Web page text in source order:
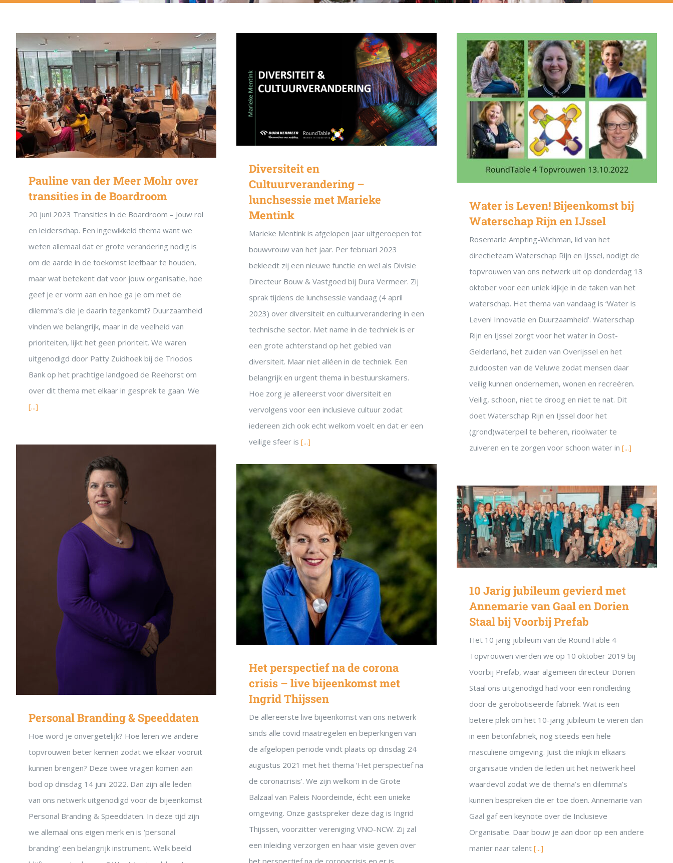
Pauline van der Meer Mohr over
transities in de Boardroom
20 juni 2023 Transities in de Boardroom – Jouw rol
en leiderschap. Een ingewikkeld thema want we
weten allemaal dat er grote verandering nodig is
om de aarde in de toekomst leefbaar te houden,
maar wat betekent dat voor jouw organisatie, hoe
geef je er vorm aan en hoe ga je om met de
dilemma’s die je daarin tegenkomt? Duurzaamheid
vinden we belangrijk, maar in de veelheid van
prioriteiten, lijkt het geen prioriteit. We waren
uitgenodigd door Patty Zuidhoek bij de Triodos
Bank op het prachtige landgoed de Reehorst om
over dit thema met elkaar in gesprek te gaan. We
[...]
Diversiteit en
Cultuurverandering –
lunchsessie met Marieke
Mentink
Marieke Mentink is afgelopen jaar uitgeroepen tot
bouwvrouw van het jaar. Per februari 2023
bekleedt zij een nieuwe functie en wel als Divisie
Directeur Bouw & Vastgoed bij Dura Vermeer. Zij
sprak tijdens de lunchsessie vandaag (4 april
2023) over diversiteit en cultuurverandering in een
technische sector. Met name in de techniek is er
een grote achterstand op het gebied van
diversiteit. Maar niet alléen in de techniek. Een
belangrijk en urgent thema in bestuurskamers.
Hoe zorg je allereerst voor diversiteit en
vervolgens voor een inclusieve cultuur zodat
iedereen zich ook echt welkom voelt en dat er een
veilige sfeer is [...]
Water is Leven! Bijeenkomst bij
Waterschap Rijn en IJssel
Rosemarie Ampting-Wichman, lid van het
directieteam Waterschap Rijn en IJssel, nodigt de
topvrouwen van ons netwerk uit op donderdag 13
oktober voor een uniek kijkje in de taken van het
waterschap. Het thema van vandaag is ‘Water is
Leven! Innovatie en Duurzaamheid’. Waterschap
Rijn en IJssel zorgt voor het water in Oost-
Gelderland, het zuiden van Overijssel en het
zuidoosten van de Veluwe zodat mensen daar
veilig kunnen ondernemen, wonen en recreëren.
Veilig, schoon, niet te droog en niet te nat. Dit
doet Waterschap Rijn en IJssel door het
(grond)waterpeil te beheren, rioolwater te
zuiveren en te zorgen voor schoon water in [...]
Personal Branding & Speeddaten
Hoe word je onvergetelijk? Hoe leren we andere
topvrouwen beter kennen zodat we elkaar vooruit
kunnen brengen? Deze twee vragen komen aan
bod op dinsdag 14 juni 2022. Dan zijn alle leden
van ons netwerk uitgenodigd voor de bijeenkomst
Personal Branding & Speeddaten. In deze tijd zijn
we allemaal ons eigen merk en is ‘personal
branding’ een belangrijk instrument. Welk beeld
Het perspectief na de corona
crisis – live bijeenkomst met
Ingrid Thijssen
De allereerste live bijeenkomst van ons netwerk
sinds alle covid maatregelen en beperkingen van
de afgelopen periode vindt plaats op dinsdag 24
augustus 2021 met het thema ‘Het perspectief na
de coronacrisis’. We zijn welkom in de Grote
Balzaal van Paleis Noordeinde, écht een unieke
omgeving. Onze gastspreker deze dag is Ingrid
Thijssen, voorzitter vereniging VNO-NCW. Zij zal
een inleiding verzorgen en haar visie geven over
10 Jarig jubileum gevierd met
Annemarie van Gaal en Dorien
Staal bij Voorbij Prefab
Het 10 jarig jubileum van de RoundTable 4
Topvrouwen vierden we op 10 oktober 2019 bij
Voorbij Prefab, waar algemeen directeur Dorien
Staal ons uitgenodigd had voor een rondleiding
door de gerobotiseerde fabriek. Wat is een
betere plek om het 10-jarig jubileum te vieren dan
in een betonfabriek, nog steeds een hele
masculiene omgeving. Juist die inkijk in elkaars
organisatie vinden de leden uit het netwerk heel
waardevol zodat we de thema’s en dilemma’s
kunnen bespreken die er toe doen. Annemarie van
Gaal gaf een keynote over de Inclusieve
Organisatie. Daar bouw je aan door op een andere
manier naar talent [...]